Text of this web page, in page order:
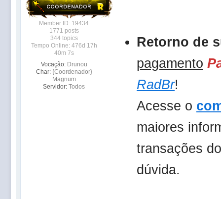
Member ID: 19434
1771 posts
344 topics
Tempo Online: 476d 17h
40m 7s
Vocação: Drunou
Char: {Coordenador}
Magnum
Servidor: Todos
Retorno de
pagamento
RadBr!
Acesse o
maiores
transações
dúvida.